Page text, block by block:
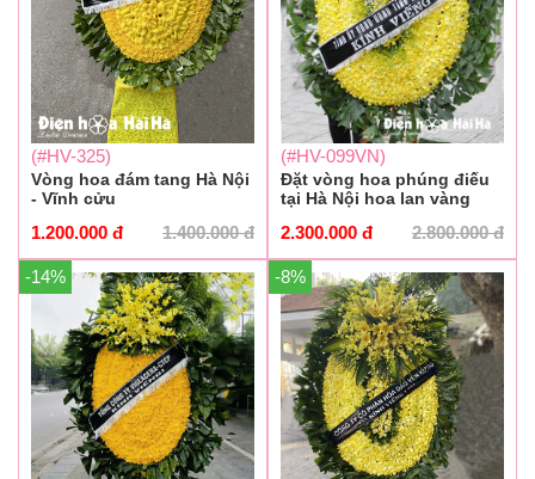
(#HV-325)
Vòng hoa đám tang Hà Nội
- Vĩnh cửu
1.400.000đ
1.200.000 đ
(#HV-099VN)
Đặt vòng hoa phúng điếu
tại Hà Nội hoa lan vàng
2.800.000đ
2.300.000 đ
-14% -8%